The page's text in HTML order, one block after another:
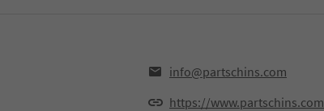
info@partschins.com
https://www.partschins.com